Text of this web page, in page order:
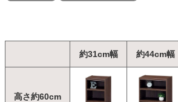
約31cm幅 約44cm幅
高さ約60cm